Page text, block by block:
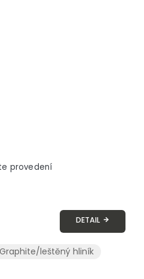
provedení
DETAIL
Graphite/leštěný hliník